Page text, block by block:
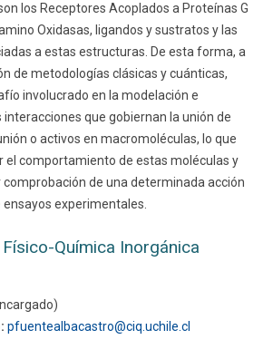
los Receptores Acoplados a Proteínas G
Oxidasas, ligandos y sustratos y las
a estas estructuras. De esta forma, a
de metodologías clásicas y cuánticas,
involucrado en la modelación e
que gobiernan la unión de
o activos en macromoléculas, lo que
el comportamiento de estas moléculas y
comprobación de una determinada acción
experimentales.
Química Inorgánica
pfuentealbacastro@ciq.uchile.cl